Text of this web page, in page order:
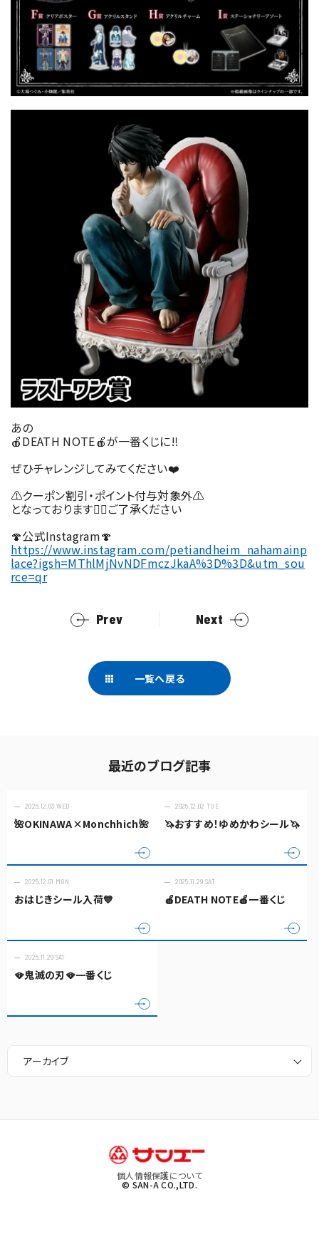
あの
🍎DEATH NOTE🍎が一番くじに‼︎
ぜひチャレンジしてみてください❤️
⚠️クーポン割引・ポイント付与対象外⚠️
となっております🙇‍♀️ご了承ください
🍄公式Instagram🍄
https://www.instagram.com/petiandheim_nahamainp
lace?igsh=MThlMjNvNDFmczJkaA%3D%3D&utm_sou
rce=qr
Prev Next
一覧へ戻る
最近のブログ記事
2025.12.03 WED
🌺OKINAWA×Monchhich🌺
2025.12.02 TUE
🦄おすすめ！ゆめかわシール🦄
2025.12.01 MON
おはじきシール入荷💙
2025.11.29 SAT
🍎DEATH NOTE🍎一番くじ
2025.11.29 SAT
🪭鬼滅の刃🪭一番くじ
アーカイブ
個人情報保護について
© SAN-A CO.,LTD.